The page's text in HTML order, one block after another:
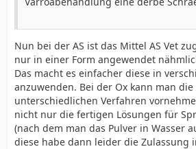
Nun bei der AS ist das Mittel AS Vet
nur in einer Form angewendet
Das macht es einfacher diese in
anzuwenden. Bei der Ox kann man
unterschiedlichen Verfahren
nicht nur die fertigen Lösungen für
(nach dem man das Pulver in Wasser
diese habe dann leider die Zulassung